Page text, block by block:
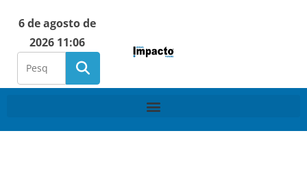
6 de agosto de
2026 11:06